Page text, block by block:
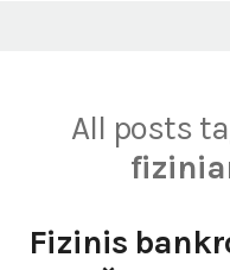
All posts
Fizinis